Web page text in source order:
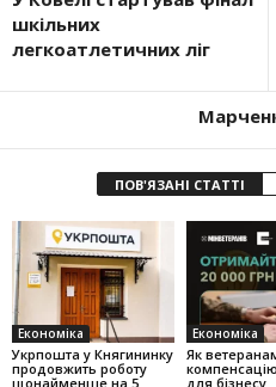
шкільних
легкоатлетичних ліг
ПОВ'ЯЗАНІ СТАТТІ
Економіка
Укрпошта у Княгининку
продовжить роботу
щонайменше на 5
Економіка
Як
для бізнесу